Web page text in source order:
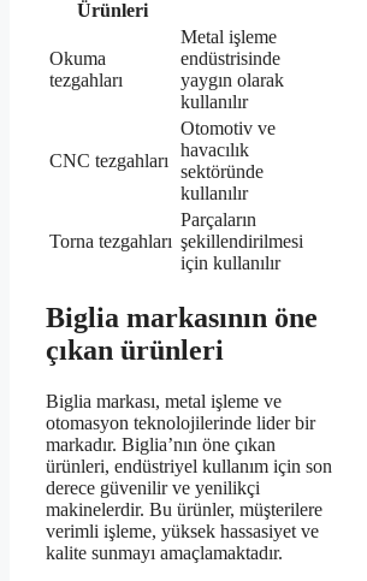
Ürünleri
Okuma
tezgahları
Metal işleme
endüstrisinde
yaygın olarak
kullanılır
CNC tezgahları
Otomotiv ve
havacılık
sektöründe
kullanılır
Torna tezgahları
Parçaların
şekillendirilmesi
için kullanılır
Biglia markasının öne
çıkan ürünleri
Biglia markası, metal işleme ve
otomasyon teknolojilerinde lider bir
markadır. Biglia’nın öne çıkan
ürünleri, endüstriyel kullanım için son
derece güvenilir ve yenilikçi
makinelerdir. Bu ürünler, müşterilere
verimli işleme, yüksek hassasiyet ve
kalite sunmayı amaçlamaktadır.